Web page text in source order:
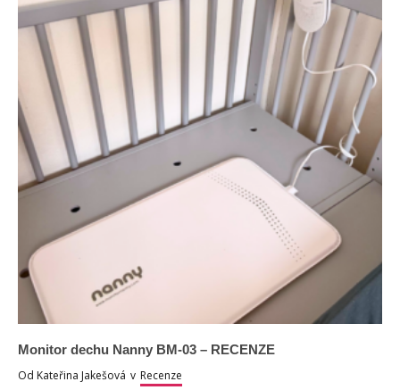
Monitor dechu Nanny BM-03 – RECENZE
Od Kateřina Jakešová v Recenze